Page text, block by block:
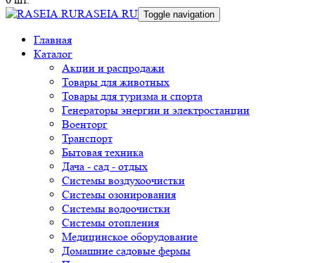
RASEIA.RU Toggle navigation
Главная
Каталог
Акции и распродажи
Товары для животных
Товары для туризма и спорта
Генераторы энергии и электростанции
Военторг
Транспорт
Бытовая техника
Дача - сад - отдых
Системы воздухоочистки
Системы озонирования
Системы водоочистки
Системы отопления
Медицинское оборудование
Домашние садовые фермы